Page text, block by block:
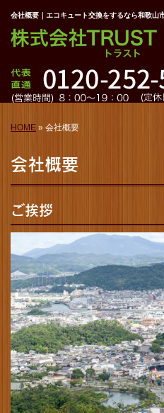
会社概要｜エコキュート交換をするなら和歌山
HOME » 会社概要
会社概要
ご挨拶